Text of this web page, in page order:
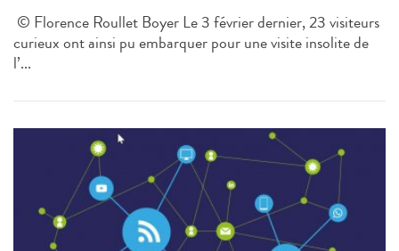
© Florence Roullet Boyer Le 3 février dernier, 23 visiteurs
curieux ont ainsi pu embarquer pour une visite insolite de
l’...